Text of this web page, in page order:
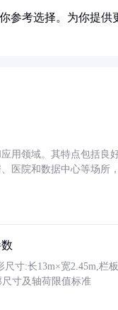
参考选择。为你提供
用领域。其特点包括良
医院和数据中心等场所
寸:长13m×宽2.45m,栏
寸及轴荷限值标准